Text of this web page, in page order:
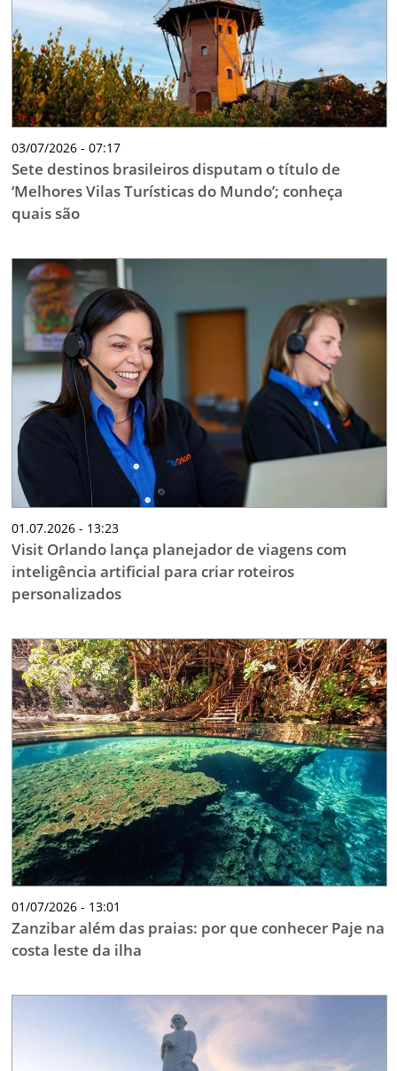
03/07/2026 - 07:17
Sete destinos brasileiros disputam o título de
‘Melhores Vilas Turísticas do Mundo’; conheça
quais são
01.07.2026 - 13:23
Visit Orlando lança planejador de viagens com
inteligência artificial para criar roteiros
personalizados
01/07/2026 - 13:01
Zanzibar além das praias: por que conhecer Paje na
costa leste da ilha